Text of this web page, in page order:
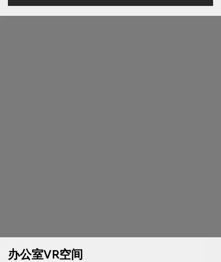
办公室VR空间